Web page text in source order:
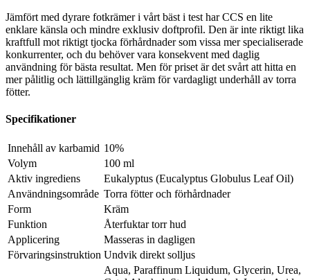
Jämfört med dyrare fotkrämer i vårt bäst i test har CCS en lite
enklare känsla och mindre exklusiv doftprofil. Den är inte riktigt lika
kraftfull mot riktigt tjocka förhårdnader som vissa mer specialiserade
konkurrenter, och du behöver vara konsekvent med daglig
användning för bästa resultat. Men för priset är det svårt att hitta en
mer pålitlig och lättillgänglig kräm för vardagligt underhåll av torra
fötter.
Specifikationer
Innehåll av karbamid 10%
Volym
100 ml
Aktiv ingrediens
Eukalyptus (Eucalyptus Globulus Leaf Oil)
Användningsområde Torra fötter och förhårdnader
Form
Kräm
Funktion
Återfuktar torr hud
Applicering
Masseras in dagligen
Förvaringsinstruktion Undvik direkt solljus
Aqua, Paraffinum Liquidum, Glycerin, Urea,